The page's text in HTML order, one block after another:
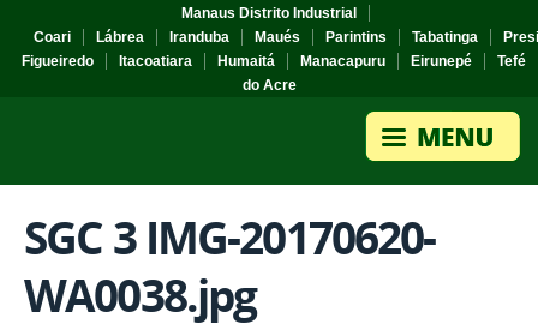
Manaus Distrito Industrial
Coari
Lábrea Iranduba Maués Parintins Tabatinga
Figueiredo
Itacoatiara Humaitá Manacapuru Eirunepé
Tefé
do Acre
SGC 3 IMG-20170620-
WA0038.jpg